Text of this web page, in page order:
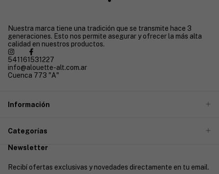
Nuestra marca tiene una tradición que se transmite hace 3
generaciones. Esto nos permite asegurar y ofrecer la más alta
calidad en nuestros productos.
541161531227
info@alouette-alt.com.ar
Cuenca 773 "A"
Información
Categorías
Newsletter
Recibí ofertas exclusivas y novedades directamente en tu email.